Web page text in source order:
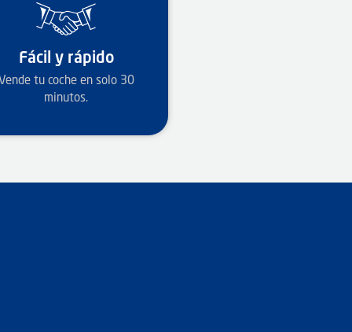
Fácil y rápido
tu coche en solo 30
minutos.